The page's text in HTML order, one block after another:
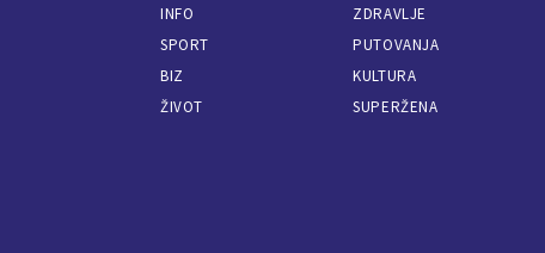
INFO
SPORT
BIZ
ŽIVOT
ZDRAVLJE
PUTOVANJA
KULTURA
SUPERŽENA